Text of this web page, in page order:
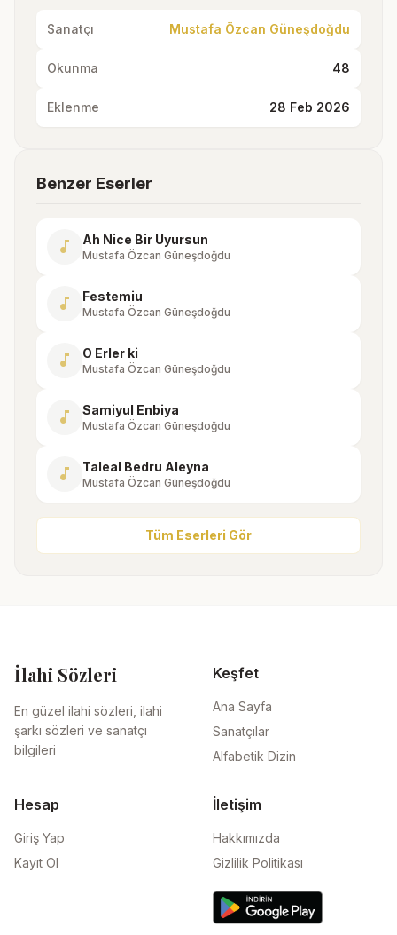
Sanatçı Mustafa Özcan Güneşdoğdu
Okunma 48
Eklenme 28 Feb 2026
Benzer Eserler
music_note Ah Nice Bir Uyursun
Mustafa Özcan Güneşdoğdu
music_note Festemiu
Mustafa Özcan Güneşdoğdu
music_note O Erler ki
Mustafa Özcan Güneşdoğdu
music_note Samiyul Enbiya
Mustafa Özcan Güneşdoğdu
music_note Taleal Bedru Aleyna
Mustafa Özcan Güneşdoğdu
Tüm Eserleri Gör
İlahi Sözleri
En güzel ilahi sözleri, ilahi
şarkı sözleri ve sanatçı
bilgileri
Keşfet
Ana Sayfa
Sanatçılar
Alfabetik Dizin
Hesap
Giriş Yap
Kayıt Ol
İletişim
Hakkımızda
Gizlilik Politikası